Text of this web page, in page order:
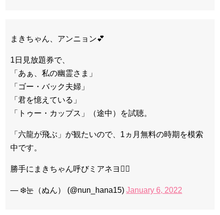
まきちゃん、アンニョン💕
1日見放題券で、
「あぁ、私の幽霊さま」
「ゴー・バック夫婦」
「君を憶えている」
「トゥー・カップス」（途中）を試聴。
「六龍が飛ぶ」が観たいので、1ヵ月無料の時期を模索
中です。
勝手にまきちゃん呼びミアネヨ🙇‍♀️
— ❄️눈（ぬん） (@nun_hana15) January 6, 2022